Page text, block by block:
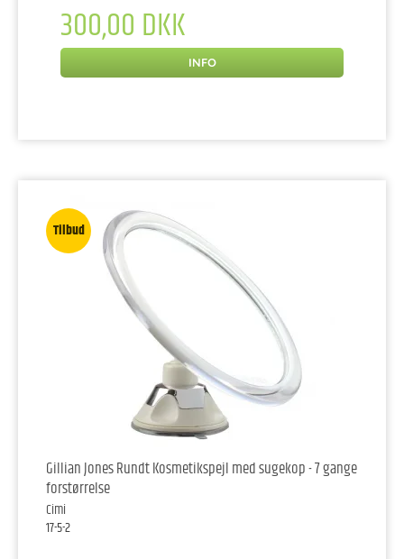
300,00 DKK
INFO
Tilbud
Gillian Jones Rundt Kosmetikspejl med sugekop - 7 gange
forstørrelse
Cimi
17-5-2